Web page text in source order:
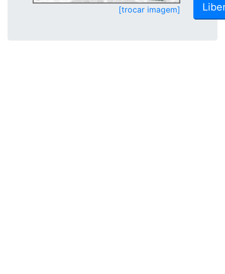
[trocar imagem]